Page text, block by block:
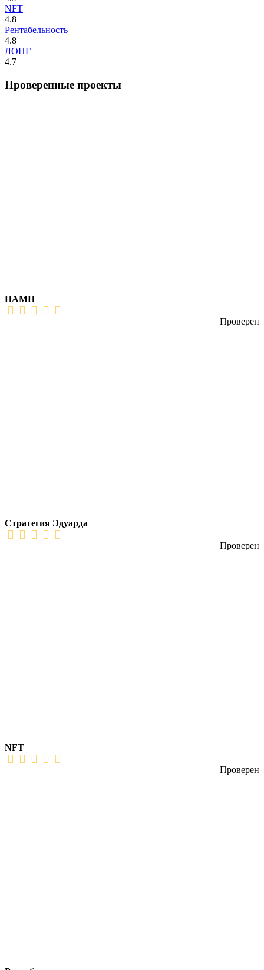
NFT
4.8
Рентабельность
4.8
ЛОНГ
4.7
Проверенные проекты
ПАМП
Проверен
Стратегия Эдуарда
Проверен
NFT
Проверен